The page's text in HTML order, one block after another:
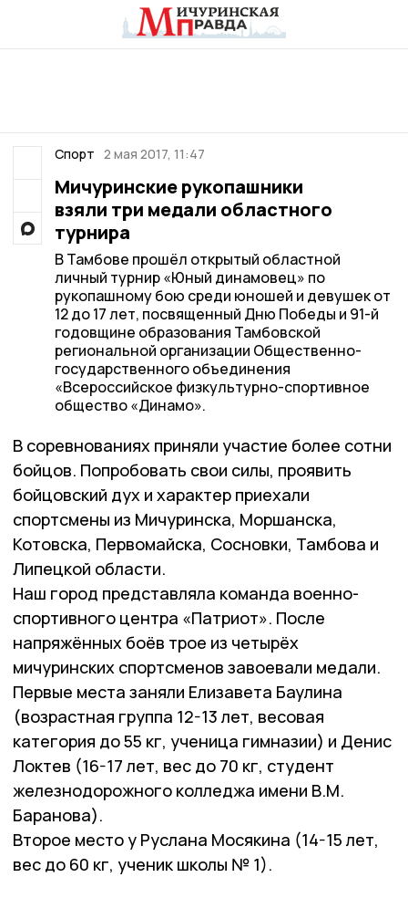
Спорт 2 мая 2017, 11:47
Мичуринские рукопашники
взяли три медали областного
турнира
В Тамбове прошёл открытый областной
личный турнир «Юный динамовец» по
рукопашному бою среди юношей и девушек от
12 до 17 лет, посвященный Дню Победы и 91-й
годовщине образования Тамбовской
региональной организации Общественно-
государственного объединения
«Всероссийское физкультурно-спортивное
общество «Динамо».
В соревнованиях приняли участие более сотни
бойцов. Попробовать свои силы, проявить
бойцовский дух и характер приехали
спортсмены из Мичуринска, Моршанска,
Котовска, Первомайска, Сосновки, Тамбова и
Липецкой области.
Наш город представляла команда военно-
спортивного центра «Патриот». После
напряжённых боёв трое из четырёх
мичуринских спортсменов завоевали медали.
Первые места заняли Елизавета Баулина
(возрастная группа 12-13 лет, весовая
категория до 55 кг, ученица гимназии) и Денис
Локтев (16-17 лет, вес до 70 кг, студент
железнодорожного колледжа имени В.М.
Баранова).
Второе место у Руслана Мосякина (14-15 лет,
вес до 60 кг, ученик школы № 1).